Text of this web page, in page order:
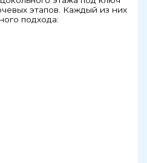
этапов. Каждый из них
подхода: